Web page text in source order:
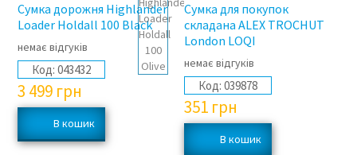
Сумка дорожня Highlander
Loader Holdall 100 Black
немає відгуків
Код: 043432
3 499 грн
Сумка для покупок
складана ALEX TROCHUT
London LOQI
немає відгуків
Код: 039878
351 грн